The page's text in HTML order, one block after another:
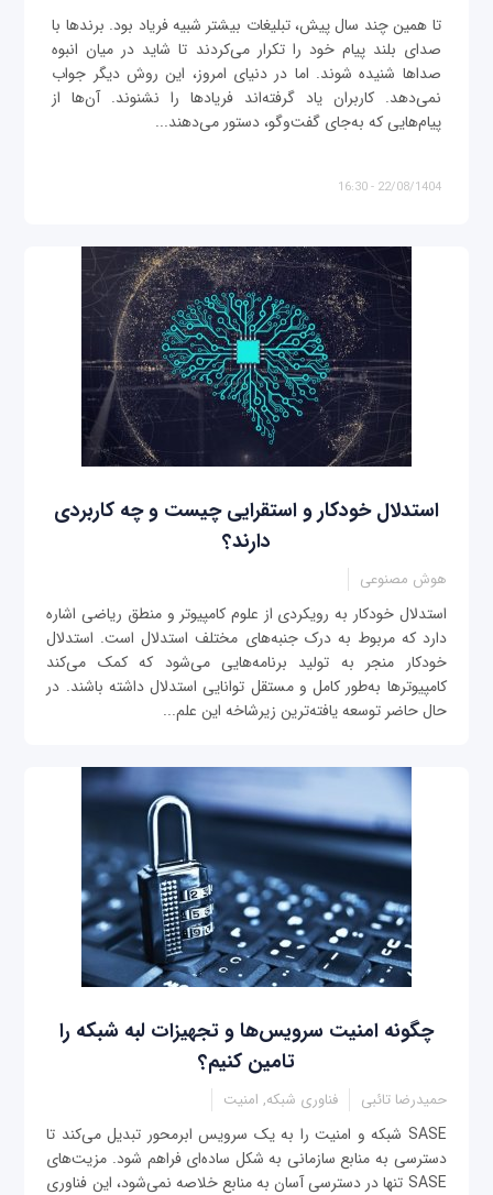
تا همین چند سال پیش، تبلیغات بیشتر شبیه فریاد بود. برندها با
صدای بلند پیام خود را تکرار می‌کردند تا شاید در میان انبوه
صداها شنیده شوند. اما در دنیای امروز، این روش دیگر جواب
نمی‌دهد. کاربران یاد گرفته‌اند فریادها را نشنوند. آن‌ها از
پیام‌هایی که به‌جای گفت‌وگو، دستور می‌دهند...
22/08/1404 - 16:30
استدلال خودکار و استقرایی چیست و چه کاربردی
دارند؟
هوش مصنوعی
استدلال خودکار به رویکردی از علوم کامپیوتر و منطق ریاضی اشاره
دارد که مربوط به درک جنبه‌های مختلف استدلال است. استدلال
خودکار منجر به تولید برنامه‌هایی می‌شود که کمک می‌کند
کامپیوترها به‌طور کامل و مستقل توانایی استدلال داشته باشند. در
حال حاضر توسعه ‌یافته‌ترین زیرشاخه این علم...
چگونه امنیت سرویس‌ها و تجهیزات لبه شبکه را
تامین کنیم؟
حمیدرضا تائبی فناوری شبکه, امنیت
SASE شبکه و امنیت را به یک سرویس ابرمحور تبدیل می‌کند تا
دسترسی به منابع سازمانی به شکل ساده‌ای فراهم شود. مزیت‌های
SASE تنها در دسترسی آسان به منابع خلاصه نمی‌شود، این فناوری